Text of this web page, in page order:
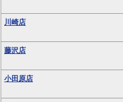
川崎店
藤沢店
小田原店